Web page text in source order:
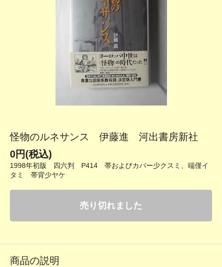
怪物のルネサンス 伊藤進 河出書房新社
0円(税込)
1998年初版 四六判 P414 帯およびカバー少クスミ、端僅イ
タミ 帯背少ヤケ
売り切れました
商品の説明